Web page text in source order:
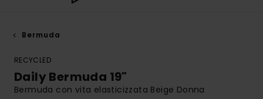
Bermuda
RECYCLED
Daily Bermuda 19"
Bermuda con vita elasticizzata Beige Donna